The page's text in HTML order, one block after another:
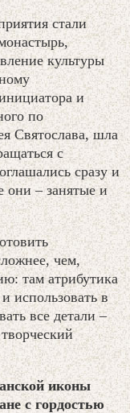
стали
культуры
и
по
Святослава, шла
с
сразу и
они – занятые и
чем,
там атрибутика
использовать в
все детали –
иконы
с гордостью